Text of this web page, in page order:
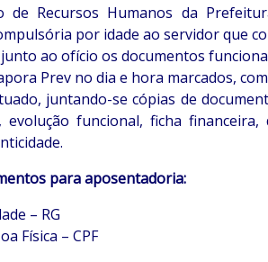
de Recursos Humanos da
por idade ao servidor que
ao ofício os documentos
Prev no dia e hora marcados,
juntando-se cópias de
funcional, ficha
para aposentadoria:
– RG
Física – CPF